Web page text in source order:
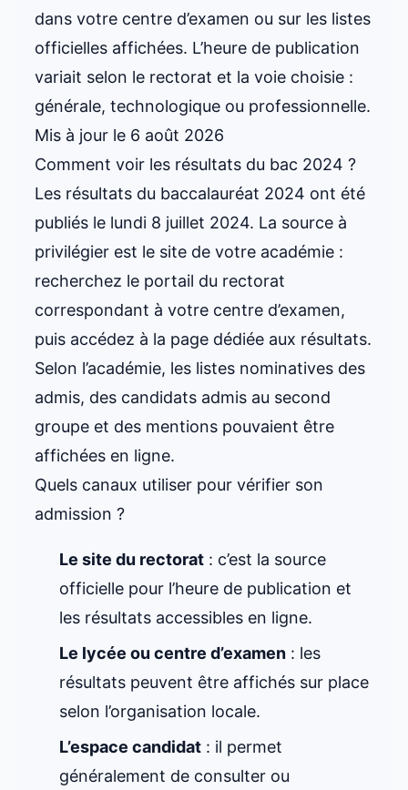
dans votre centre d’examen ou sur les listes
officielles affichées. L’heure de publication
variait selon le rectorat et la voie choisie :
générale, technologique ou professionnelle.
Mis à jour le 6 août 2026
Comment voir les résultats du bac 2024 ?
Les résultats du baccalauréat 2024 ont été
publiés le lundi 8 juillet 2024. La source à
privilégier est le site de votre académie :
recherchez le portail du rectorat
correspondant à votre centre d’examen,
puis accédez à la page dédiée aux résultats.
Selon l’académie, les listes nominatives des
admis, des candidats admis au second
groupe et des mentions pouvaient être
affichées en ligne.
Quels canaux utiliser pour vérifier son
admission ?
Le site du rectorat : c’est la source
officielle pour l’heure de publication et
les résultats accessibles en ligne.
Le lycée ou centre d’examen : les
résultats peuvent être affichés sur place
selon l’organisation locale.
L’espace candidat : il permet
généralement de consulter ou